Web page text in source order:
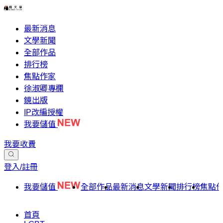
最新消息
文學新聞
全部作品
排行榜
焦點作家
徐淑卿專欄
鏡出版
IP改編授權
我要儲值
我要收費
登入/註冊
我要儲值 全部作品最新消息文學新聞排行榜焦點
首頁